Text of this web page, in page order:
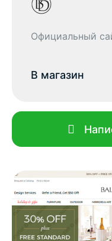
Официальный
В магазин